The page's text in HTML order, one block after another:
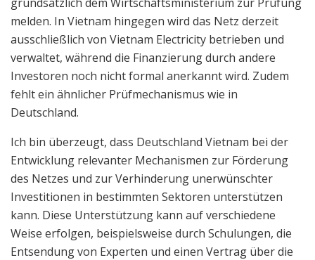
melden. In Vietnam hingegen wird das Netz derzeit
ausschließlich von Vietnam Electricity betrieben und
verwaltet, während die Finanzierung durch andere
Investoren noch nicht formal anerkannt wird. Zudem
fehlt ein ähnlicher Prüfmechanismus wie in
Deutschland.
Ich bin überzeugt, dass Deutschland Vietnam bei der
Entwicklung relevanter Mechanismen zur Förderung
des Netzes und zur Verhinderung unerwünschter
Investitionen in bestimmten Sektoren unterstützen
kann. Diese Unterstützung kann auf verschiedene
Weise erfolgen, beispielsweise durch Schulungen, die
Entsendung von Experten und einen Vertrag über die